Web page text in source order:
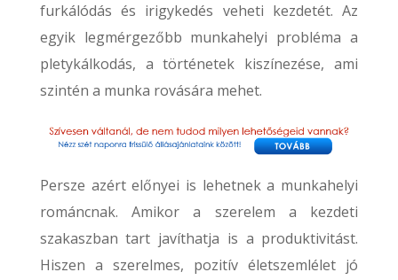
furkálódás és irigykedés veheti kezdetét. Az
egyik legmérgezőbb munkahelyi probléma a
pletykálkodás, a történetek kiszínezése, ami
szintén a munka rovására mehet.
Persze azért előnyei is lehetnek a munkahelyi
románcnak. Amikor a szerelem a kezdeti
szakaszban tart javíthatja is a produktivitást.
Hiszen a szerelmes, pozitív életszemlélet jó